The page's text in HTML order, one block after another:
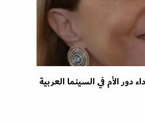
دور الأم في السينما العربية